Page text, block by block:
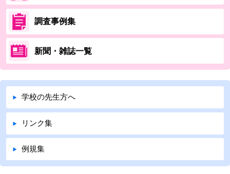
調査事例集
新聞・雑誌一覧
学校の先生方へ
リンク集
例規集